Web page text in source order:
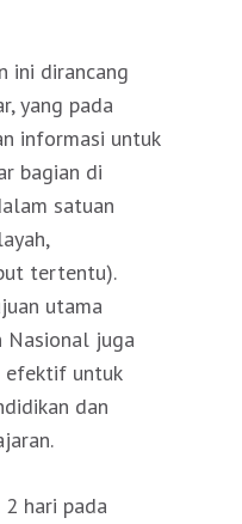
ini dirancang
yang pada
informasi untuk
bagian di
satuan
tertentu).
utama
Nasional juga
efektif untuk
dan
hari pada